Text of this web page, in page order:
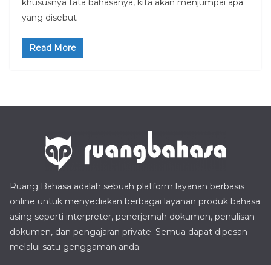
khususnya tata bahasanya, kita akan menjumpai apa
yang disebut
Read More
Ruang Bahasa adalah sebuah platform layanan berbasis
online untuk menyediakan berbagai layanan produk bahasa
asing seperti interpreter, penerjemah dokumen, penulisan
dokumen, dan pengajaran private. Semua dapat dipesan
melalui satu genggaman anda.